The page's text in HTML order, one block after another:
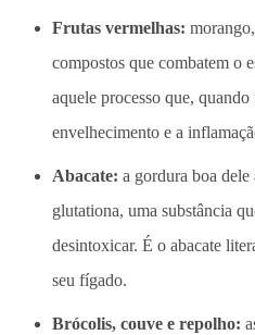
Frutas vermelhas:
compostos que combatem o
aquele processo que,
envelhecimento e a
Abacate: a gordura boa
glutationa, uma substância
desintoxicar. É o abacate
seu fígado.
Brócolis, couve e repolho: